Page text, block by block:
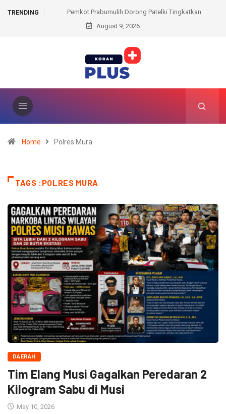
TRENDINGDorong Patelki Tingkatkan
SDM dan Mutu Pelayanan
Dominasi Srikandi Indonesia,
Emas, Balqis Amankan
August 9, 2026
Home Polres Mura
TAGS :POLRES MURA
DAERAH
Tim Elang Musi Gagalkan Peredaran 2
Kilogram Sabu di Musi
May 10, 2026